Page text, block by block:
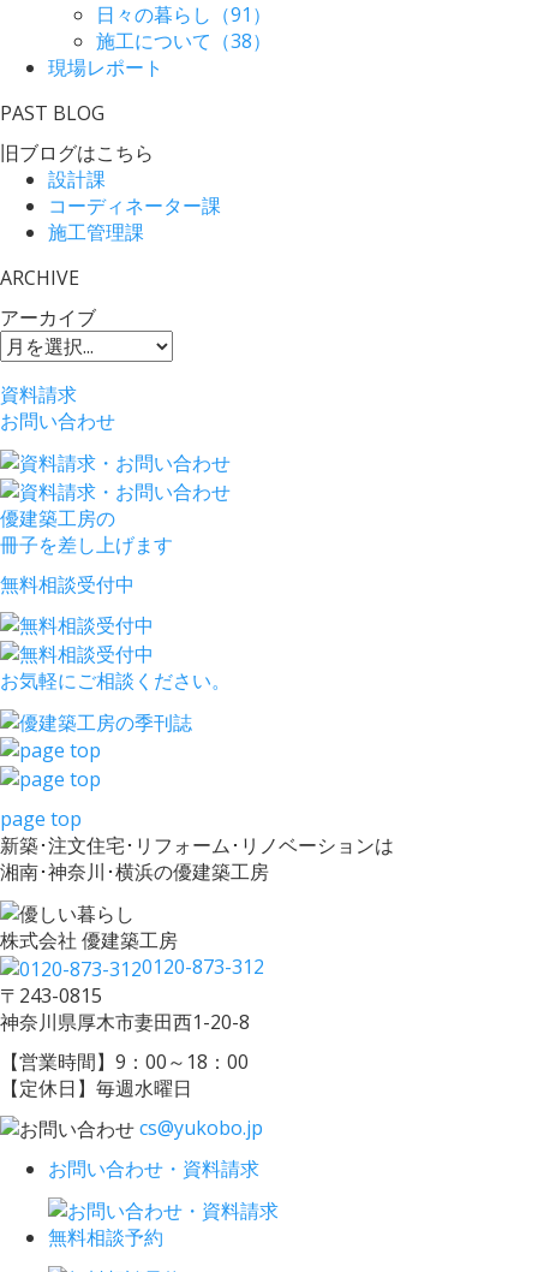
日々の暮らし（91）
施工について（38）
現場レポート
PAST BLOG
旧ブログはこちら
設計課
コーディネーター課
施工管理課
ARCHIVE
アーカイブ
資料請求
お問い合わせ
優建築工房の
冊子を差し上げます
無料相談受付中
お気軽にご相談ください。
page top
新築･注文住宅･リフォーム･リノベーションは
湘南･神奈川･横浜の優建築工房
株式会社 優建築工房
0120-873-312
〒243-0815
神奈川県厚木市妻田西1-20-8
【営業時間】9：00～18：00
【定休日】毎週水曜日
cs@yukobo.jp
お問い合わせ・資料請求
無料相談予約